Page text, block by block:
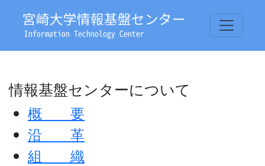
情報基盤センターについて
概 要
沿 革
組 織